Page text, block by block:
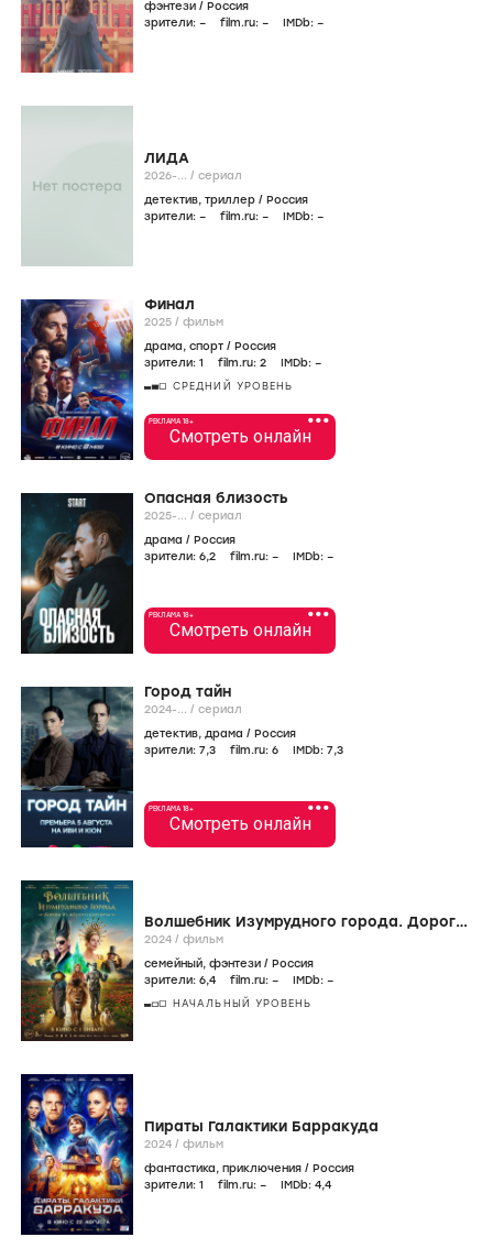
фэнтези / Россия
зрители: – film.ru: – IMDb: –
ЛИДА
2026-... / сериал
детектив, триллер / Россия
зрители: – film.ru: – IMDb: –
Финал
2025 / фильм
драма, спорт / Россия
зрители: 1 film.ru: 2 IMDb: –
СРЕДНИЙ УРОВЕНЬ
•••
РЕКЛАМА 18+
Смотреть онлайн
Опасная близость
2025-... / сериал
драма / Россия
зрители: 6,2 film.ru: – IMDb: –
•••
РЕКЛАМА 18+
Смотреть онлайн
Город тайн
2024-... / сериал
детектив, драма / Россия
зрители: 7,3 film.ru: 6 IMDb: 7,3
•••
РЕКЛАМА 18+
Смотреть онлайн
Волшебник Изумрудного города. Дорога
из желтого кирпича
2024 / фильм
семейный, фэнтези / Россия
зрители: 6,4 film.ru: – IMDb: –
НАЧАЛЬНЫЙ УРОВЕНЬ
Пираты Галактики Барракуда
2024 / фильм
фантастика, приключения / Россия
зрители: 1 film.ru: – IMDb: 4,4